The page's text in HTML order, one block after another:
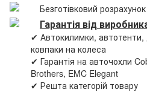
Безготівковий розрахунок
Гарантія від
✔ Автокилимки,
ковпаки на колеса
✔ Гарантія на авточохли
Brothers, EMC Elegant
✔ Решта категорій товару